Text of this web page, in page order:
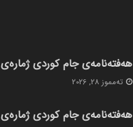
هەفتەنامەی جام کوردی ژمارەی 432
ته‌مموز 28, 2026
هەفتەنامەی جام کوردی ژمارەی 431